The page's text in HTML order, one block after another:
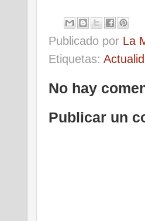
Publicado por La
Etiquetas:
No hay
Publicar un